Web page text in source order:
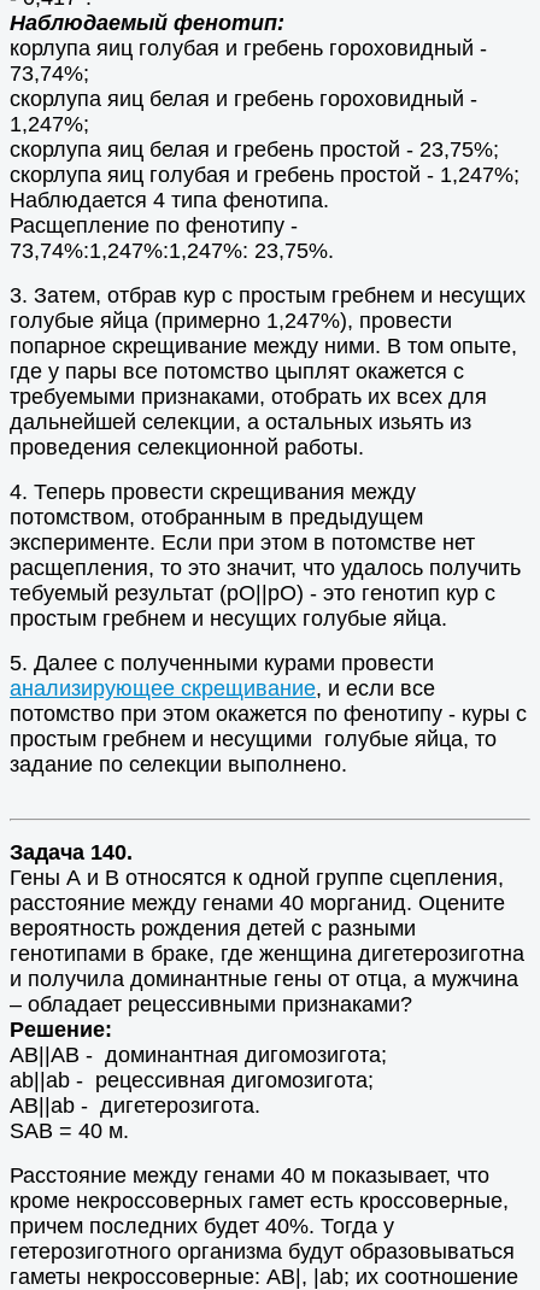
Наблюдаемый фенотип:
корлупа яиц голубая и гребень гороховидный -
73,74%;
скорлупа яиц белая и гребень гороховидный -
1,247%;
скорлупа яиц белая и гребень простой - 23,75%;
скорлупа яиц голубая и гребень простой - 1,247%;
Наблюдается 4 типа фенотипа.
Расщепление по фенотипу -
73,74%:1,247%:1,247%: 23,75%.
3. Затем, отбрав кур с простым гребнем и несущих
голубые яйца (примерно 1,247%), провести
попарное скрещивание между ними. В том опыте,
где у пары все потомство цыплят окажется с
требуемыми признаками, отобрать их всех для
дальнейшей селекции, а остальных изьять из
проведения селекционной работы.
4. Теперь провести скрещивания между
потомством, отобранным в предыдущем
эксперименте. Если при этом в потомстве нет
расщепления, то это значит, что удалось получить
тебуемый результат (рO||pО) - это генотип кур с
простым гребнем и несущих голубые яйца.
5. Далее с полученными курами провести
анализирующее скрещивание, и если все
потомство при этом окажется по фенотипу - куры с
простым гребнем и несущими голубые яйца, то
задание по селекции выполнено.
Задача 140.
Гены А и В относятся к одной группе сцепления,
расстояние между генами 40 морганид. Оцените
вероятность рождения детей с разными
генотипами в браке, где женщина дигетерозиготна
и получила доминантные гены от отца, а мужчина
– обладает рецессивными признаками?
Решение:
АВ||AB - доминантная дигомозигота;
ab||ab - рецессивная дигомозигота;
АВ||аb - дигетерозигота.
SAB = 40 м.
Расстояние между генами 40 м показывает, что
кроме некроссоверных гамет есть кроссоверные,
причем последних будет 40%. Тогда у
гетерозиготного организма будут образовываться
гаметы некроссоверные: АВ|, |ab; их соотношение